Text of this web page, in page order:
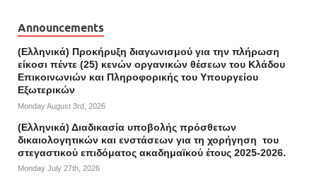
Announcements
(Ελληνικά) Προκήρυξη διαγωνισμού για την πλήρωση
είκοσι πέντε (25) κενών οργανικών θέσεων του Κλάδου
Επικοινωνιών και Πληροφορικής του Υπουργείου
Εξωτερικών
Monday August 3rd, 2026
(Ελληνικά) Διαδικασία υποβολής πρόσθετων
δικαιολογητικών και ενστάσεων για τη χορήγηση του
στεγαστικού επιδόματος ακαδημαϊκού έτους 2025-2026.
Monday July 27th, 2026